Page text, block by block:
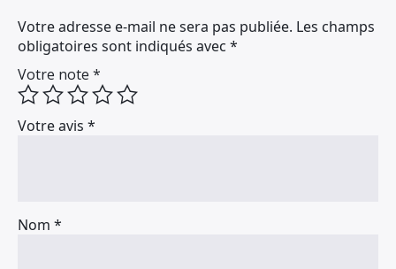
Votre adresse e-mail ne sera pas publiée. Les champs
obligatoires sont indiqués avec *
Votre note *
Votre avis *
Nom *